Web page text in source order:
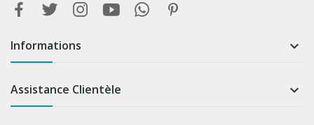
Informations 
Assistance Clientèle 